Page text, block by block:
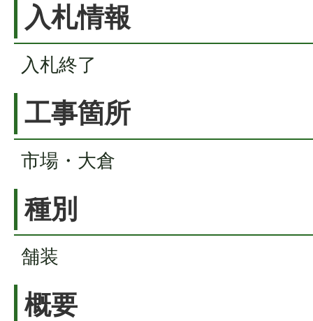
入札情報
入札終了
工事箇所
市場・大倉
種別
舗装
概要